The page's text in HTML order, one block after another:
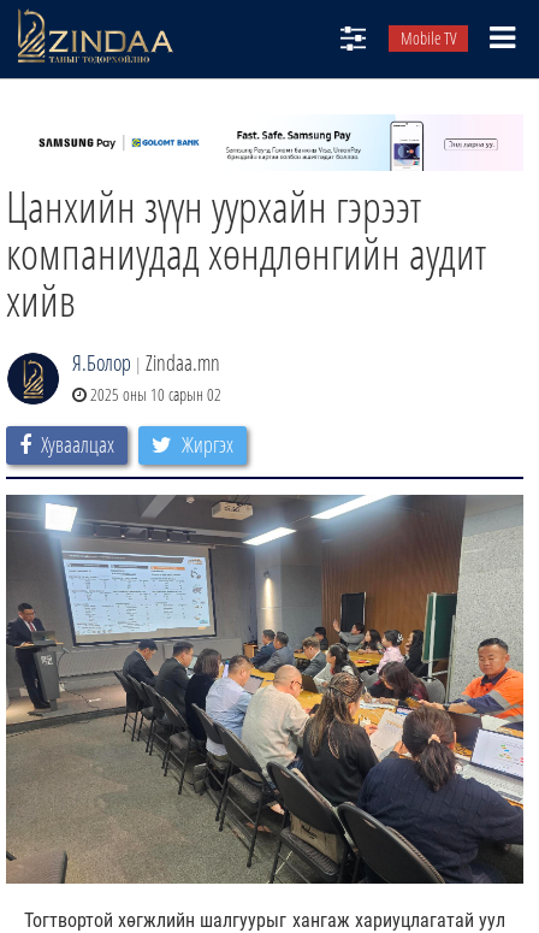
Mobile TV
ТВ8
ӨГЛӨӨНИЙ СОНИН
АУДИО ЗОХИОЛ
ЗИНДАА СЭТГҮҮЛ
Цанхийн зүүн уурхайн гэрээт
компаниудад хөндлөнгийн аудит
хийв
Я.Болор | Zindaa.mn
2025 оны 10 сарын 02
Хуваалцах Жиргэх
Тогтвортой хөгжлийн шалгуурыг хангаж хариуцлагатай уул